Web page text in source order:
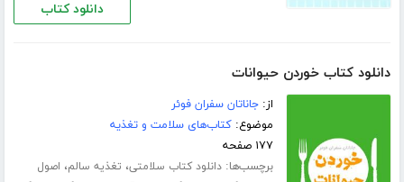
دانلود کتاب
دانلود کتاب خوردن حیوانات
از:جاناتان سفران فوئر
موضوع:کتاب‌های سلامت و تغذیه
۱۷۷ صفحه
برچسب‌ها:دانلود کتاب سلامتی، تغذیه سالم، اصول